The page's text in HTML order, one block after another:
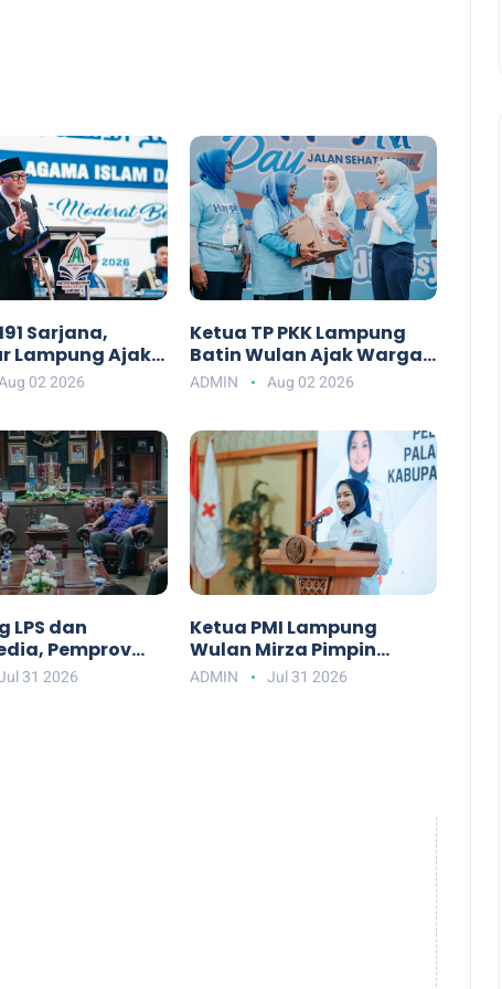
Sarjana,
Lampung Ajak
Darul Fattah
Era AI
Aug 02 2026
Ketua TP PKK Lampung
Batin Wulan Ajak Warga
Mewujudkan Lansia
ADMIN Aug 02 2026
LPS dan
Pemprov
Siap Gelar
31 2026
Ketua PMI Lampung
Wulan Mirza Pimpin
Pelantikan Pengurus PMI
ADMIN Jul 31 2026